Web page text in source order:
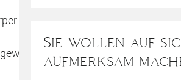
Sie wollen auf
aufmerksam